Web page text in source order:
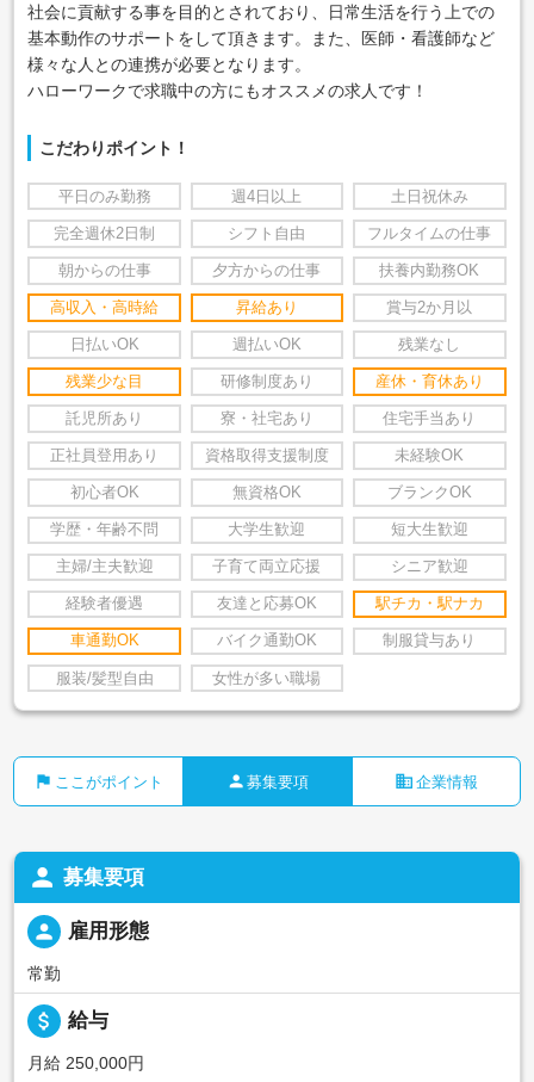
社会に貢献する事を目的とされており、日常生活を行う上での
基本動作のサポートをして頂きます。また、医師・看護師など
様々な人との連携が必要となります。
ハローワークで求職中の方にもオススメの求人です！
こだわりポイント！
平日のみ勤務 週4日以上 土日祝休み
完全週休2日制 シフト自由 フルタイムの仕事
朝からの仕事 夕方からの仕事 扶養内勤務OK
高収入・高時給 昇給あり 賞与2か月以
日払いOK 週払いOK 残業なし
残業少な目 研修制度あり 産休・育休あり
託児所あり 寮・社宅あり 住宅手当あり
正社員登用あり 資格取得支援制度 未経験OK
初心者OK 無資格OK ブランクOK
学歴・年齢不問 大学生歓迎 短大生歓迎
主婦/主夫歓迎 子育て両立応援 シニア歓迎
経験者優遇 友達と応募OK 駅チカ・駅ナカ
車通勤OK バイク通勤OK 制服貸与あり
服装/髪型自由 女性が多い職場
flag ここがポイント person 募集要項 business 企業情報
person 募集要項
person 雇用形態
常勤
attach_money 給与
月給 250,000円